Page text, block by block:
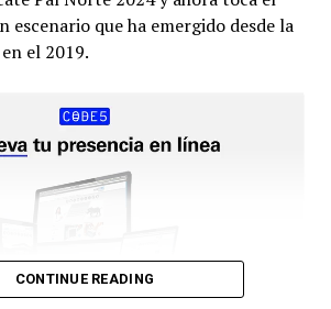
escenario que ha emergido desde la
el 2019.
CONTINUE READING